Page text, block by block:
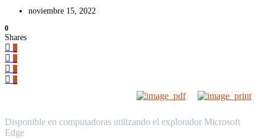
noviembre 15, 2022
0
Shares
0
0
0
0
Disponible en computadoras utilizando el explorador Microsoft
Edge